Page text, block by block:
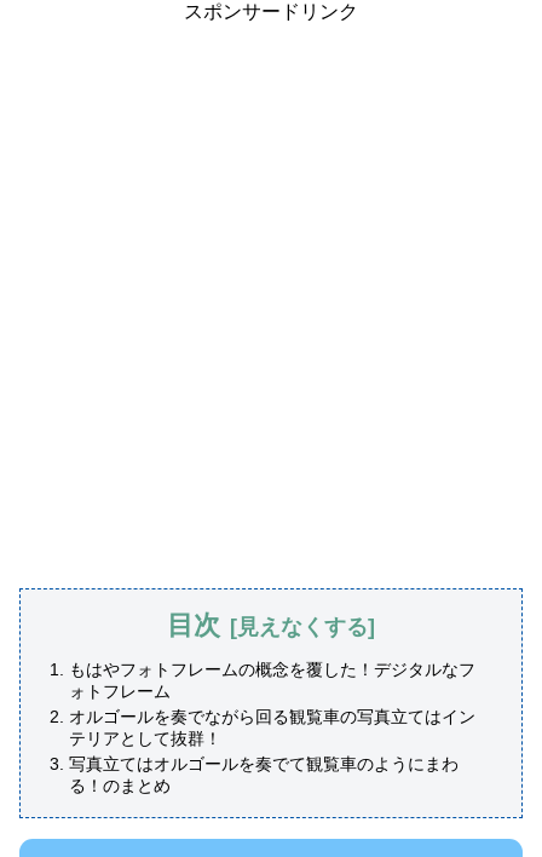
スポンサードリンク
目次
もはやフォトフレームの概念を覆した！デジタルなフ
ォトフレーム
オルゴールを奏でながら回る観覧車の写真立てはイン
テリアとして抜群！
写真立てはオルゴールを奏でて観覧車のようにまわ
る！のまとめ